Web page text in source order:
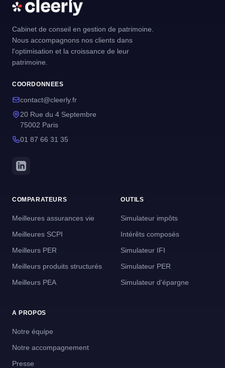
Cabinet de conseil en gestion de patrimoine.
Nous accompagnons nos clients dans
l'optimisation et la croissance de leur
patrimoine.
COORDONNEES
contact@cleerly.fr
20 Rue du 4 Septembre
75002 Paris
01 87 66 31 35
COMPARATEURS
Meilleures assurances vie
Meilleures SCPI
Meilleurs PER
Meilleurs produits structurés
Meilleurs PEA
OUTILS
Simulateur impôts
Intérêts composés
Simulateur IFI
Simulateur PER
Simulateur d'épargne
A PROPOS
Notre équipe
Notre accompagnement
Presse